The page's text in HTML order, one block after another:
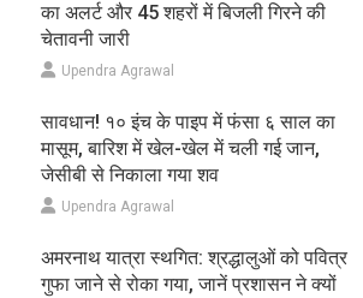
का अलर्ट और 45 शहरों में बिजली गिरने की
चेतावनी जारी
Upendra Agrawal
सावधान! १० इंच के पाइप में फंसा ६ साल का
मासूम, बारिश में खेल-खेल में चली गई जान,
जेसीबी से निकाला गया शव
Upendra Agrawal
अमरनाथ यात्रा स्थगित: श्रद्धालुओं को पवित्र
गुफा जाने से रोका गया, जानें प्रशासन ने क्यों